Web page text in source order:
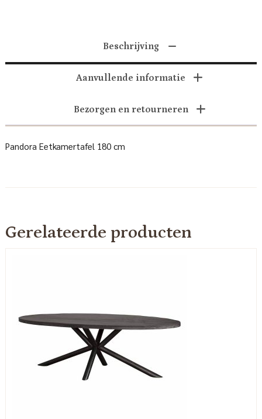
Beschrijving
Aanvullende informatie
Bezorgen en retourneren
Pandora Eetkamertafel 180 cm
Gerelateerde producten